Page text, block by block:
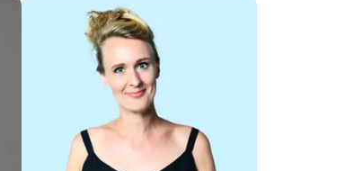
voor impactvolle organisaties.